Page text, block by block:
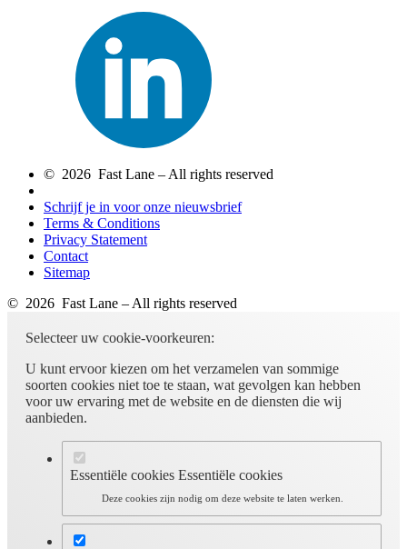
© 2026 Fast Lane – All rights reserved
Schrijf je in voor onze nieuwsbrief
Terms & Conditions
Privacy Statement
Contact
Sitemap
© 2026 Fast Lane – All rights reserved
Selecteer uw cookie-voorkeuren:
U kunt ervoor kiezen om het verzamelen van sommige
soorten cookies niet toe te staan, wat gevolgen kan hebben
voor uw ervaring met de website en de diensten die wij
aanbieden.
Essentiële cookies Essentiële cookies
Deze cookies zijn nodig om deze website te laten werken.